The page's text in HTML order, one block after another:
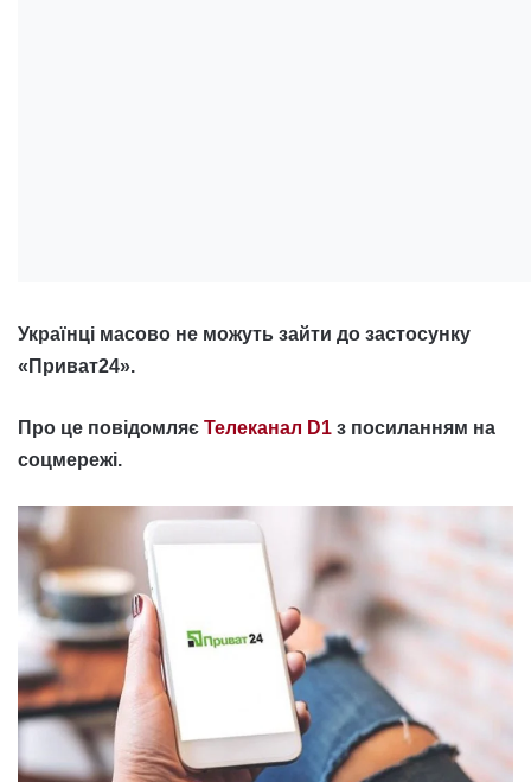
Українці масово не можуть зайти до застосунку
«Приват24».
Про це повідомляє Телеканал D1 з посиланням на
соцмережі.